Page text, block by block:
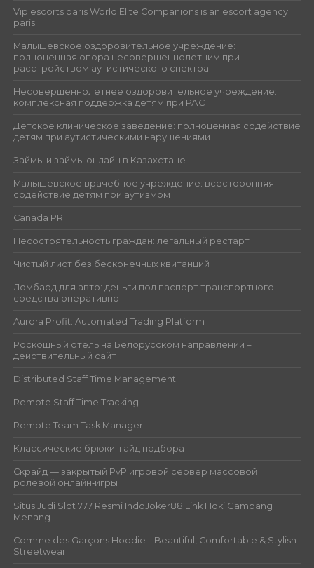
Vip escorts paris World Elite Companions is an escort agency
paris
Малышевское оздоровительное учреждение:
полноценная опора несовершеннолетним при
расстройством аутистического спектра
Несовершеннолетнее оздоровительное учреждение:
комплексная поддержка детям при РАС
Детское клиническое заведение: полноценная содействие
детям при аутистическими нарушениями
Займы и займы онлайн в Казахстане
Малышевское врачебное учреждение: всесторонняя
содействие детям при аутизмом
Canada PR
Несостоятельность граждан: легальный рестарт
Чистый лист без бесконечных квитанций
Ломбард для авто: деньги под паспорт транспортного
средства оперативно
Aurora Profit: Automated Trading Platform
Роскошный отель на Белорусском направлении –
действительный сайт
Distributed Staff Time Management
Remote Staff Time Tracking
Remote Team Task Manager
Классические брюки: гайд подбора
Скрайд — закрытый PvP игровой сервер массовой
ролевой онлайн‑игры
Situs Judi Slot 777 Resmi IndoJoker88 Link Hoki Gampang
Menang
Comme des Garçons Hoodie – Beautiful, Comfortable & Stylish
Streetwear